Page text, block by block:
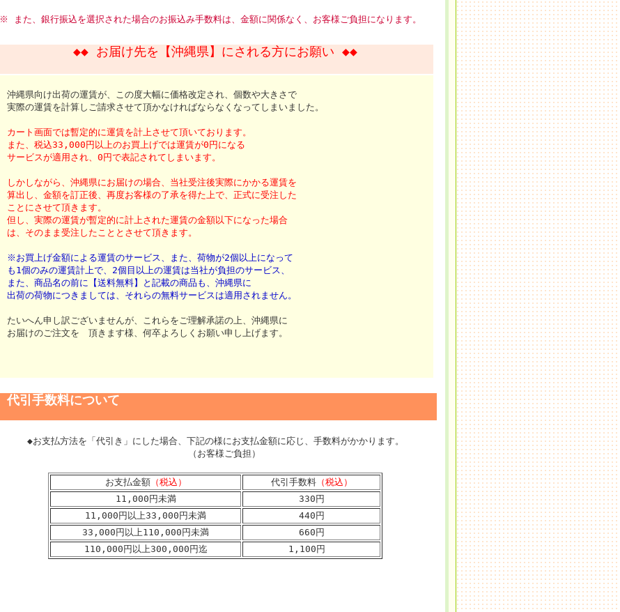
※ また、銀行振込を選択された場合のお振込み手数料は、金額に関係なく、お客様ご負担になります。
◆◆ お届け先を【沖縄県】にされる方にお願い ◆◆
沖縄県向け出荷の運賃が、この度大幅に価格改定され、個数や大きさで
実際の運賃を計算しご請求させて頂かなければならなくなってしまいました。
カート画面では暫定的に運賃を計上させて頂いております。
また、税込33,000円以上のお買上げでは運賃が0円になる
サービスが適用され、0円で表記されてしまいます。
しかしながら、沖縄県にお届けの場合、当社受注後実際にかかる運賃を
算出し、金額を訂正後、再度お客様の了承を得た上で、正式に受注した
ことにさせて頂きます。
但し、実際の運賃が暫定的に計上された運賃の金額以下になった場合
は、そのまま受注したこととさせて頂きます。
※お買上げ金額による運賃のサービス、また、荷物が2個以上になって
も1個のみの運賃計上で、2個目以上の運賃は当社が負担のサービス、
また、商品名の前に【送料無料】と記載の商品も、沖縄県に
出荷の荷物につきましては、それらの無料サービスは適用されません。
たいへん申し訳ございませんが、これらをご理解承諾の上、沖縄県に
お届けのご注文を 頂きます様、何卒よろしくお願い申し上げます。
代引手数料について
◆お支払方法を「代引き」にした場合、下記の様にお支払金額に応じ、手数料がかかります。
（お客様ご負担）
お支払金額（税込） 代引手数料（税込）
11,000円未満
330円
11,000円以上33,000円未満
440円
33,000円以上110,000円未満
660円
110,000円以上300,000円迄
1,100円